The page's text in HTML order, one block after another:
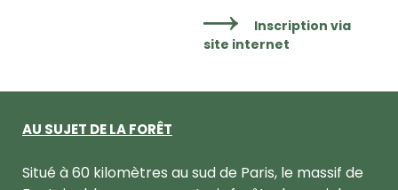
Inscription via
site internet
AU SUJET DE LA FORÊT
Situé à 60 kilomètres au sud de Paris, le massif de